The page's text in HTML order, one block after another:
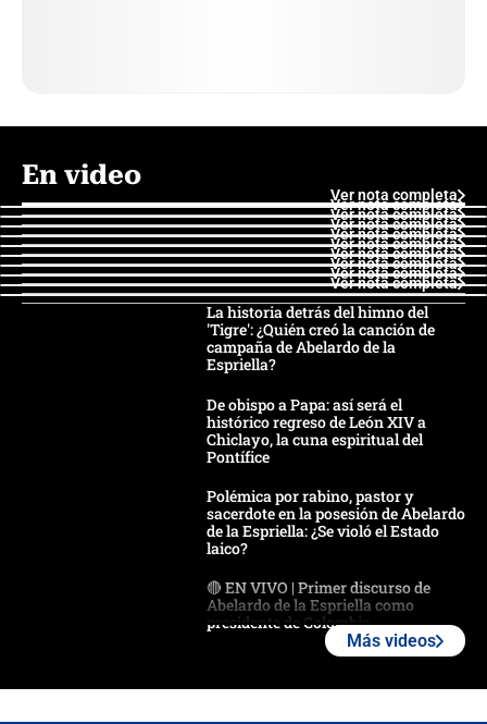
En video
Ver nota completa
Ver nota completa
Ver nota completa
Ver nota completa
Ver nota completa
Ver nota completa
Ver nota completa
Ver nota completa
Ver nota completa
Ver nota completa
La historia detrás del himno del
'Tigre': ¿Quién creó la canción de
campaña de Abelardo de la
Espriella?
De obispo a Papa: así será el
histórico regreso de León XIV a
Chiclayo, la cuna espiritual del
Pontífice
Polémica por rabino, pastor y
sacerdote en la posesión de Abelardo
de la Espriella: ¿Se violó el Estado
laico?
🔴 EN VIVO | Primer discurso de
Abelardo de la Espriella como
presidente de Colombia
Más videos